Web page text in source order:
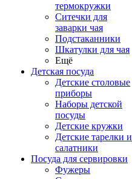
термокружки
Ситечки для
заварки чая
Подстаканники
Шкатулки для чая
Ещё
Детская посуда
Детские столовые
приборы
Наборы детской
посуды
Детские кружки
Детские тарелки и
салатники
Посуда для сервировки
Фужеры